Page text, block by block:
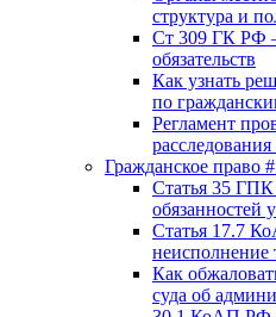
структура и
Ст 309 ГК РФ
обязательств
Как узнать
по
Регламент
Гражданское право
Статья 35
обязанностей
Статья 17.7
неисполнение
Как
суда об